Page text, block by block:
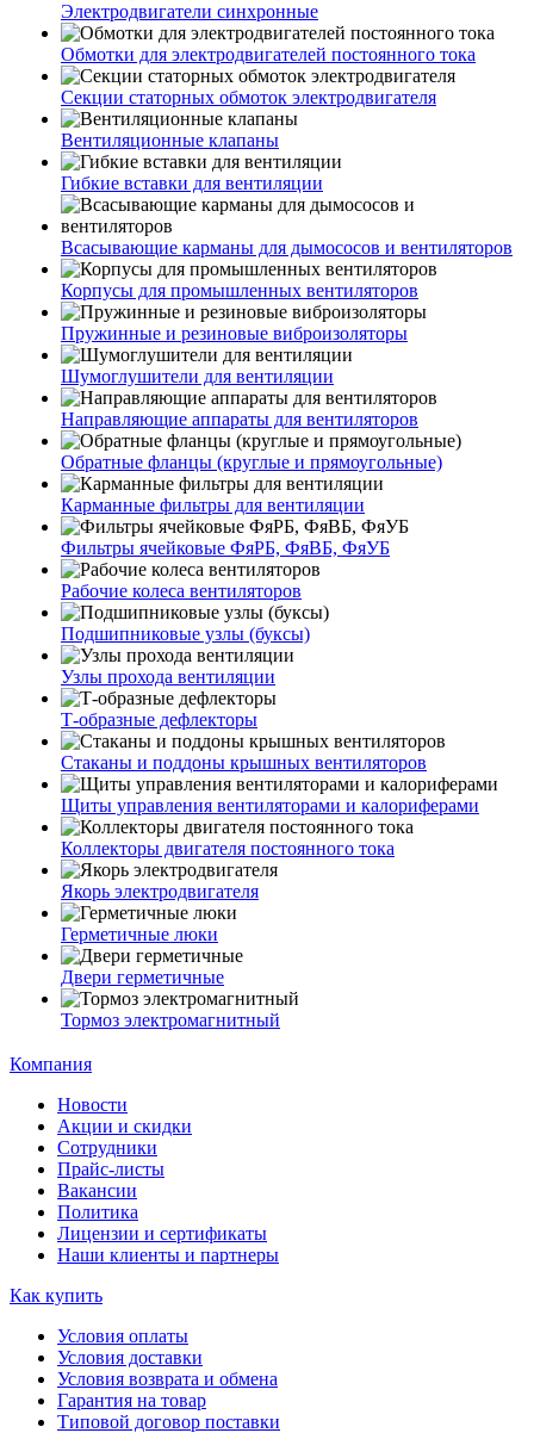
Электродвигатели синхронные
Обмотки для электродвигателей постоянного тока
Секции статорных обмоток электродвигателя
Вентиляционные клапаны
Гибкие вставки для вентиляции
Всасывающие карманы для дымососов и вентиляторов
Корпусы для промышленных вентиляторов
Пружинные и резиновые виброизоляторы
Шумоглушители для вентиляции
Направляющие аппараты для вентиляторов
Обратные фланцы (круглые и прямоугольные)
Карманные фильтры для вентиляции
Фильтры ячейковые ФяРБ, ФяВБ, ФяУБ
Рабочие колеса вентиляторов
Подшипниковые узлы (буксы)
Узлы прохода вентиляции
Т-образные дефлекторы
Стаканы и поддоны крышных вентиляторов
Щиты управления вентиляторами и калориферами
Коллекторы двигателя постоянного тока
Якорь электродвигателя
Герметичные люки
Двери герметичные
Тормоз электромагнитный
Компания
Новости
Акции и скидки
Сотрудники
Прайс-листы
Вакансии
Политика
Лицензии и сертификаты
Наши клиенты и партнеры
Как купить
Условия оплаты
Условия доставки
Условия возврата и обмена
Гарантия на товар
Типовой договор поставки